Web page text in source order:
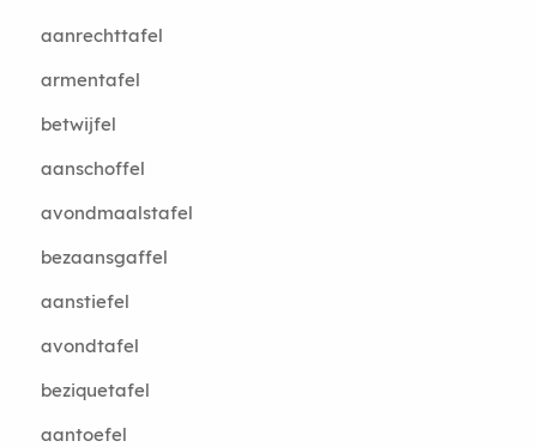
aanrechttafel
armentafel
betwijfel
aanschoffel
avondmaalstafel
bezaansgaffel
aanstiefel
avondtafel
beziquetafel
aantoefel